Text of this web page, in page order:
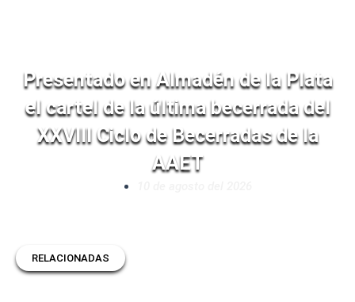
Presentado en Almadén de la Plata
el cartel de la última becerrada del
XXVIII Ciclo de Becerradas de la
AAET
RELACIONADAS